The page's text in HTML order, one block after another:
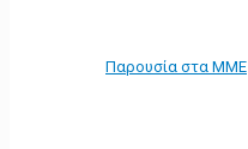
Παρουσία στα ΜΜΕ